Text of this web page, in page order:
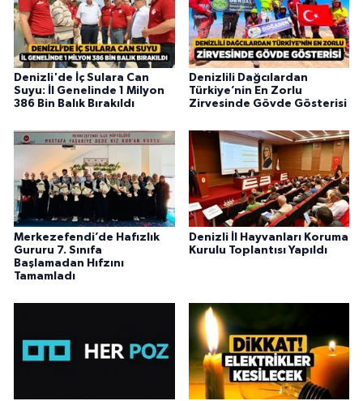
Denizli'de İç Sulara Can
Suyu: İl Genelinde 1 Milyon
386 Bin Balık Bırakıldı
Denizlili Dağcılardan
Türkiye’nin En Zorlu
Zirvesinde Gövde Gösterisi
Merkezefendi’de Hafızlık
Gururu 7. Sınıfa
Başlamadan Hıfzını
Tamamladı
Denizli İl Hayvanları Koruma
Kurulu Toplantısı Yapıldı